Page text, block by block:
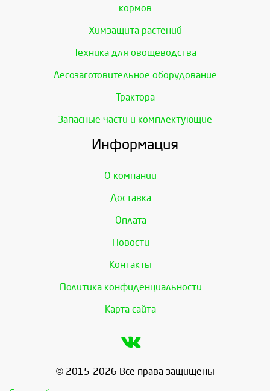
кормов
Химзащита растений
Техника для овощеводства
Лесозаготовительное оборудование
Трактора
Запасные части и комплектующие
Информация
О компании
Доставка
Оплата
Новости
Контакты
Политика конфиденциальности
Карта сайта
© 2015-2026 Все права защищены